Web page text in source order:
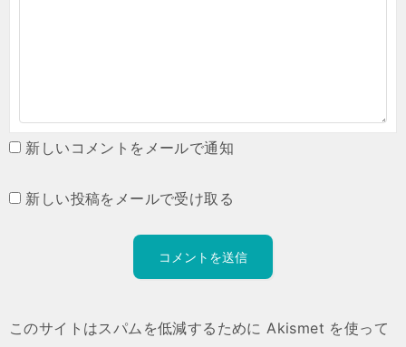
新しいコメントをメールで通知
新しい投稿をメールで受け取る
このサイトはスパムを低減するために Akismet を使って